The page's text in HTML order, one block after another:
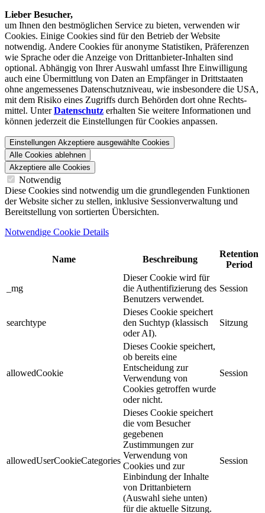
Lieber Besucher,
um Ihnen den best­möglichen Service zu bieten, verwenden wir
Cookies. Einige Cookies sind für den Betrieb der Website
notwendig. Andere Cookies für anonyme Statistiken, Präferenzen
wie Sprache oder die Anzeige von Dritt­anbieter-Inhalten sind
optional. Abhängig von Ihrer Auswahl umfasst Ihre Einwilligung
auch eine Übermittlung von Daten an Empfänger in Drittstaaten
ohne angemessenes Daten­schutz­niveau, wie insbesondere die USA,
mit dem Risiko eines Zugriffs durch Behörden dort ohne Rechts­
mittel. UnterDatenschutz erhalten Sie weitere Informationen und
können jederzeit die Einstellungen für Cookies anpassen.
Einstellungen Akzeptiere ausgewählte Cookies
Alle Cookies ablehnen
Akzeptiere alle Cookies
Notwendig
Diese Cookies sind notwendig um die grundlegenden Funktionen
der Website sicher zu stellen, inklusive Sessionverwaltung und
Bereitstellung von sortierten Übersichten.
Notwendige Cookie Details
Name Beschreibung
Retention
Period
_mg
Dieser Cookie wird für
die Authentifizierung des
Benutzers verwendet.
Session
searchtype
Dieses Cookie speichert
den Suchtyp (klassisch
oder AI).
Sitzung
allowedCookie
Dieses Cookie speichert,
ob bereits eine
Entscheidung zur
Verwendung von
Cookies getroffen wurde
oder nicht.
Session
allowedUserCookieCategories
Dieses Cookie speichert
die vom Besucher
gegebenen
Zustimmungen zur
Verwendung von
Cookies und zur
Einbindung der Inhalte
von Drittanbietern
(Auswahl siehe unten)
für die aktuelle Sitzung.
Session